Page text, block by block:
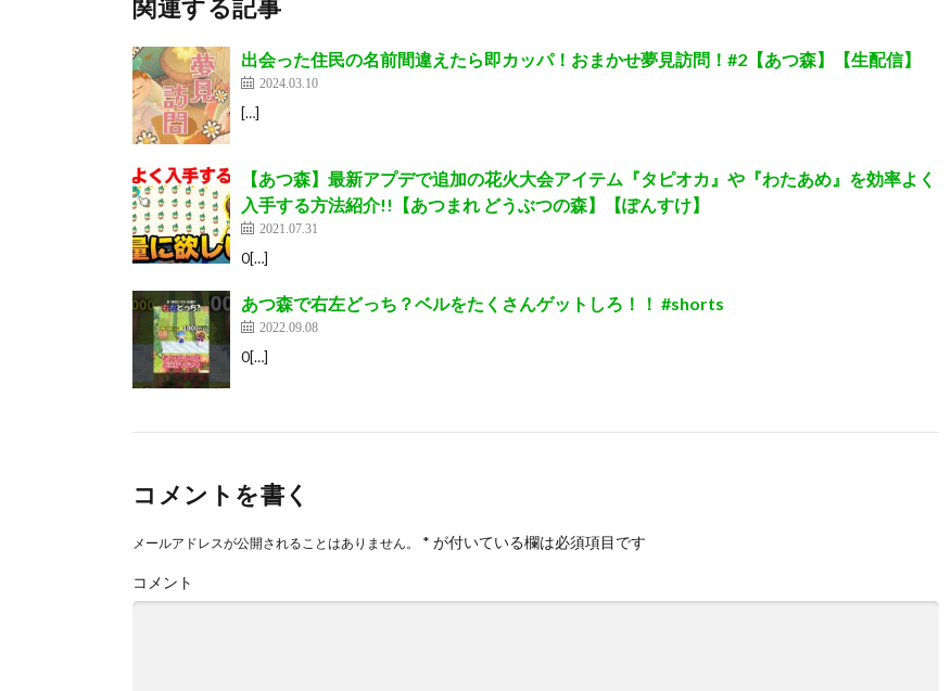
関連する記事
出会った住民の名前間違えたら即カッパ！おまかせ夢見訪問！#2【あつ森】【生配信】
2024.03.10
[…]
【あつ森】最新アプデで追加の花火大会アイテム『タピオカ』や『わたあめ』を効率よく
入手する方法紹介!!【あつまれ どうぶつの森】【ぽんすけ】
2021.07.31
0[…]
あつ森で右左どっち？ベルをたくさんゲットしろ！！ #shorts
2022.09.08
0[…]
コメントを書く
メールアドレスが公開されることはありません。 * が付いている欄は必須項目です
コメント